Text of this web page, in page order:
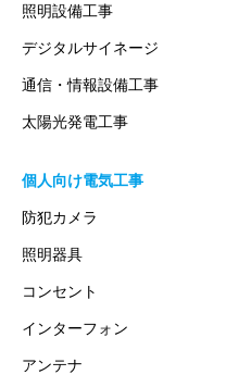
照明設備工事
デジタルサイネージ
通信・情報設備工事
太陽光発電工事
個人向け電気工事
防犯カメラ
照明器具
コンセント
インターフォン
アンテナ